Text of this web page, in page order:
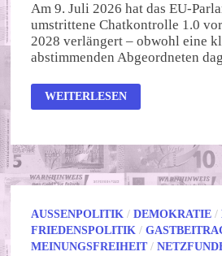
Am 9. Juli 2026 hat das EU-
umstrittene Chatkontrolle 1.0
2028 verlängert – obwohl eine
abstimmenden Abgeordneten
CHATKONTROLLE
DURCH
WEITERLESEN
AUSSENPOLITIK /DEMOKRATIE /
FRIEDENSPOLITIK /
MEINUNGSFREIHEIT/